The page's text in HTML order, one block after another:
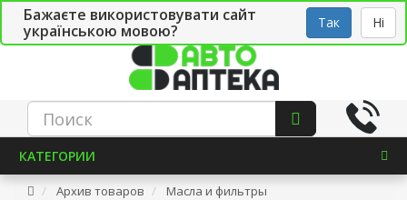
Бажаєте використовувати сайт
українською мовою?
Так Ні
СТО Укр
КАТЕГОРИИ
Архив товаров
Масла и фильтры